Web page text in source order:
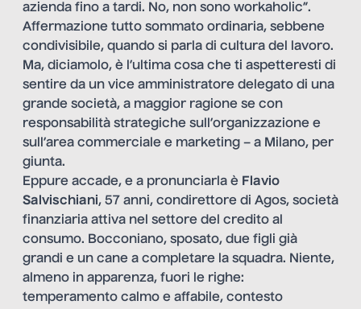
azienda fino a tardi. No, non sono workaholic”.
Affermazione tutto sommato ordinaria, sebbene
condivisibile, quando si parla di cultura del lavoro.
Ma, diciamolo, è l’ultima cosa che ti aspetteresti di
sentire da un vice amministratore delegato di una
grande società, a maggior ragione se con
responsabilità strategiche sull’organizzazione e
sull’area commerciale e marketing – a Milano, per
giunta.
Eppure accade, e a pronunciarla è Flavio
Salvischiani, 57 anni, condirettore di Agos, società
finanziaria attiva nel settore del credito al
consumo. Bocconiano, sposato, due figli già
grandi e un cane a completare la squadra. Niente,
almeno in apparenza, fuori le righe:
temperamento calmo e affabile, contesto